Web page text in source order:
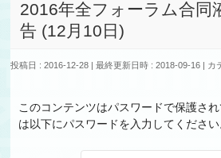
2016年全フォーラム合同
告 (12月10日)
投稿日 : 2016-12-28 最終更新日時 : 2018-09-16 カ
このコンテンツはパスワードで保護さ
は以下にパスワードを入力してください